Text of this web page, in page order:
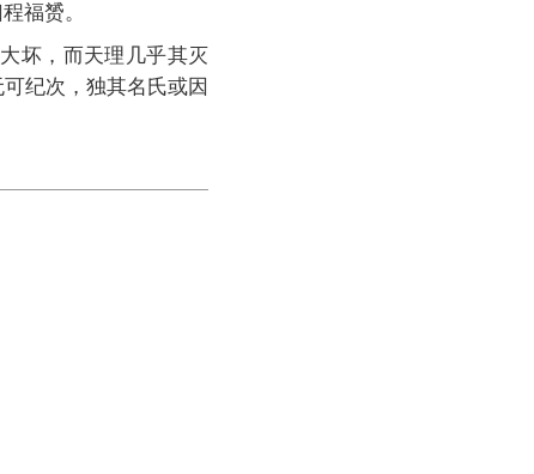
福赟。
坏，而天理几乎其灭
纪次，独其名氏或因